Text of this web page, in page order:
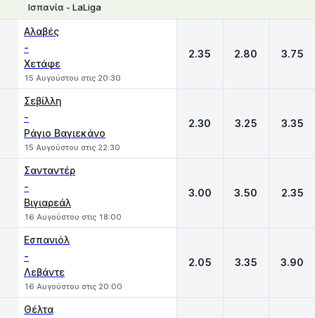
Ισπανία - LaLiga
Αλαβές
-
Χετάφε
15 Αυγούστου στις 20:30
2.35 2.80 3.75
Σεβίλλη
-
Ράγιο Βαγιεκάνο
15 Αυγούστου στις 22:30
2.30 3.25 3.35
Σανταντέρ
-
Βιγιαρεάλ
16 Αυγούστου στις 18:00
3.00 3.50 2.35
Εσπανιόλ
-
Λεβάντε
16 Αυγούστου στις 20:00
2.05 3.35 3.90
Θέλτα